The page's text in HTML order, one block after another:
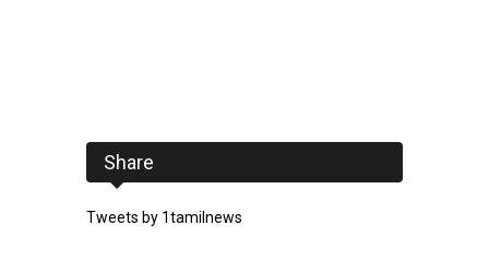
Share
Tweets by 1tamilnews